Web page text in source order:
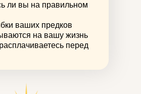
ли вы на правильном
ваших предков
на вашу жизнь
перед